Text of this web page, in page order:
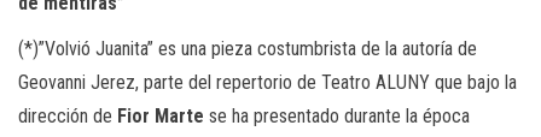
(*)”Volvió Juanita” es una pieza costumbrista de la autoría de
Geovanni Jerez, parte del repertorio de Teatro ALUNY que bajo la
dirección de Fior Marte se ha presentado durante la época